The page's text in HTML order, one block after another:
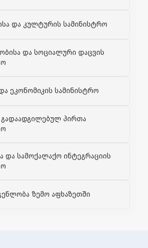
და კულტურის სამინისტრო
და სოციალური დაცვის
ეკონომიკის სამინისტრო
პირთა
და სამოქალაქო ინტეგრაციის
ზემო აფხაზეთში